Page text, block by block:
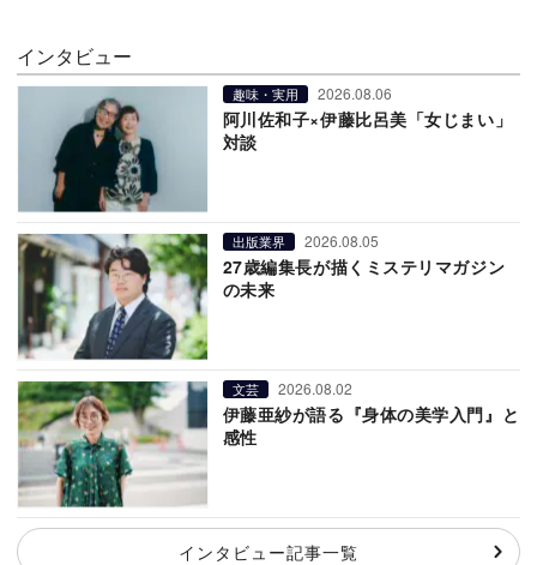
インタビュー
趣味・実用 2026.08.06
阿川佐和子×伊藤比呂美「女じまい」
対談
出版業界 2026.08.05
27歳編集長が描くミステリマガジン
の未来
文芸 2026.08.02
伊藤亜紗が語る『身体の美学入門』と
感性
インタビュー記事一覧